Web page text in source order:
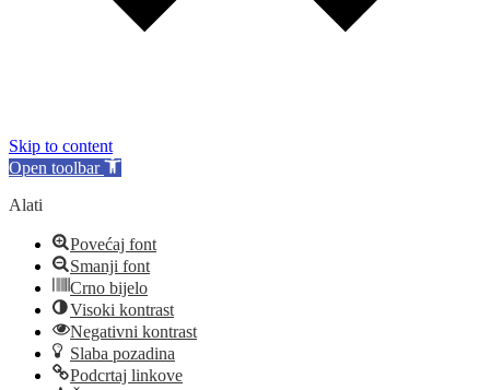
Skip to content
Open toolbar
Alati
Povećaj font
Smanji font
Crno bijelo
Visoki kontrast
Negativni kontrast
Slaba pozadina
Podcrtaj linkove